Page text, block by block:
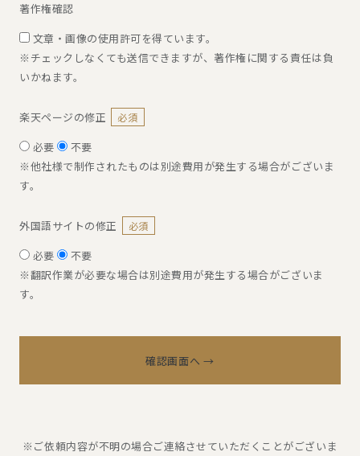
著作権確認
文章・画像の使用許可を得ています。
※チェックしなくても送信できますが、著作権に関する責任は負
いかねます。
楽天ページの修正 必須
必要
不要
※他社様で制作されたものは別途費用が発生する場合がございま
す。
外国語サイトの修正 必須
必要
不要
※翻訳作業が必要な場合は別途費用が発生する場合がございま
す。
※ご依頼内容が不明の場合ご連絡させていただくことがございま